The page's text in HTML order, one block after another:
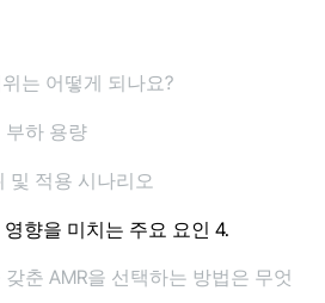
는 어떻게 되나요?
부하 용량
및 적용 시나리오
향을 미치는 주요 요인 4.
춘 AMR을 선택하는 방법은 무엇